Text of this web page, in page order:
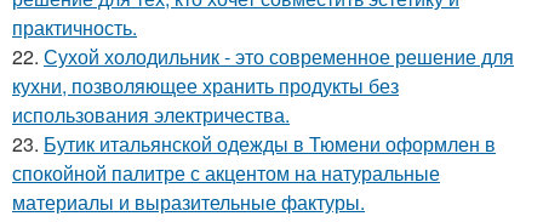
практичность.
22. Сухой холодильник - это современное решение для
кухни, позволяющее хранить продукты без
использования электричества.
23. Бутик итальянской одежды в Тюмени оформлен в
спокойной палитре с акцентом на натуральные
материалы и выразительные фактуры.